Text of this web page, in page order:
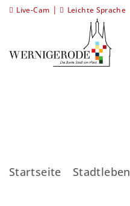
Live-Cam | Leichte Sprache
Startseite Stadtleben